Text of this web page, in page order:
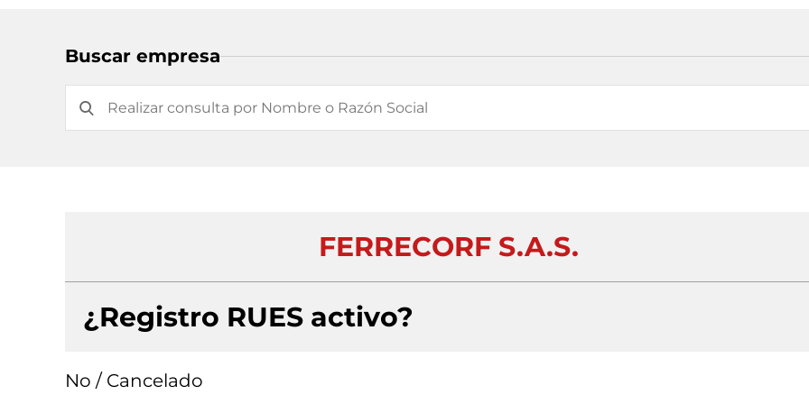
Buscar empresa
FERRECORF S.A.S.
¿Registro RUES activo?
No / Cancelado